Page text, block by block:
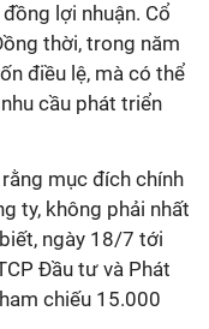
lợi nhuận. Cổ
thời, trong năm
điều lệ, mà có thể
cầu phát triển
mục đích chính
ty, không phải nhất
ngày 18/7 tới
Đầu tư và Phát
chiếu 15.000